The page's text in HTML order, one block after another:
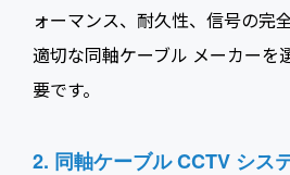
ォーマンス、耐久性、信号の完
適切な同軸ケーブル メーカーを
要です。
2. 同軸ケーブル CCTV シス